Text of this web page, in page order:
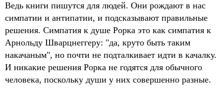
Ведь книги пишутся для людей. Они рождают в нас
симпатии и антипатии, и подсказывают правильные
решения. Симпатия к душе Рорка это как симпатия к
Арнольду Шварцнеггеру: "да, круто быть таким
накачаным", но почти не подталкивает идти в качалку.
И никакие решения Рорка не годятся для обычного
человека, поскольку души у них совершенно разные.